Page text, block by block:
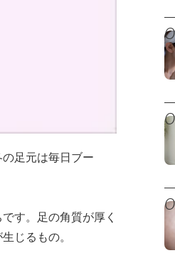
足元は毎日ブー
す。足の角質が厚く
じるもの。